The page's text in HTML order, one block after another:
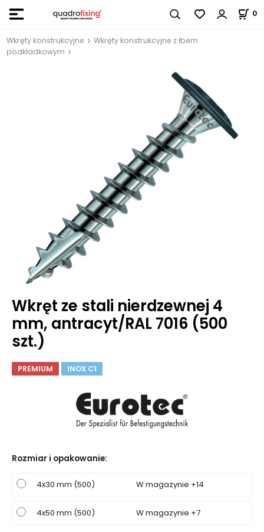
0
Wkręty konstrukcyjne
Wkręty konstrukcyjne z łbem
podkładkowym
Wkręt ze stali nierdzewnej 4
mm, antracyt/RAL 7016 (500
szt.)
PREMIUM INOX C1
Rozmiar i opakowanie:
4x30 mm (500) W magazynie +14
4x50 mm (500) W magazynie +7